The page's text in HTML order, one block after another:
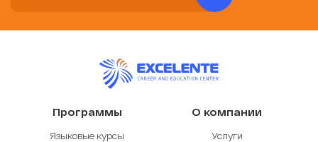
Программы
Языковые курсы
О компании
Услуги